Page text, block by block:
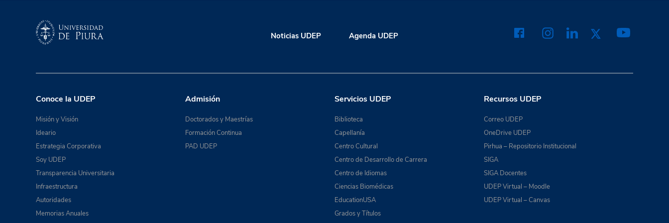
Noticias UDEP Agenda UDEP
Conoce la UDEP
Misión y Visión
Ideario
Estrategia Corporativa
Soy UDEP
Transparencia Universitaria
Infraestructura
Autoridades
Memorias Anuales
Admisión
Doctorados y Maestrías
Formación Continua
PAD UDEP
Servicios UDEP
Biblioteca
Capellanía
Centro Cultural
Centro de Desarrollo de Carrera
Centro de Idiomas
Ciencias Biomédicas
EducationUSA
Grados y Títulos
Recursos UDEP
Correo UDEP
OneDrive UDEP
Pirhua – Repositorio Institucional
SIGA
SIGA Docentes
UDEP Virtual – Moodle
UDEP Virtual – Canvas